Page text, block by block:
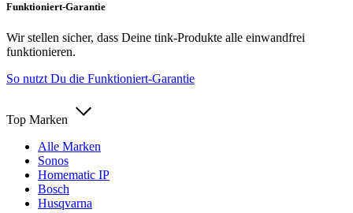
Funktioniert-Garantie
Wir stellen sicher, dass Deine tink-Produkte alle einwandfrei
funktionieren.
So nutzt Du die Funktioniert-Garantie
Top Marken
Alle Marken
Sonos
Homematic IP
Bosch
Husqvarna